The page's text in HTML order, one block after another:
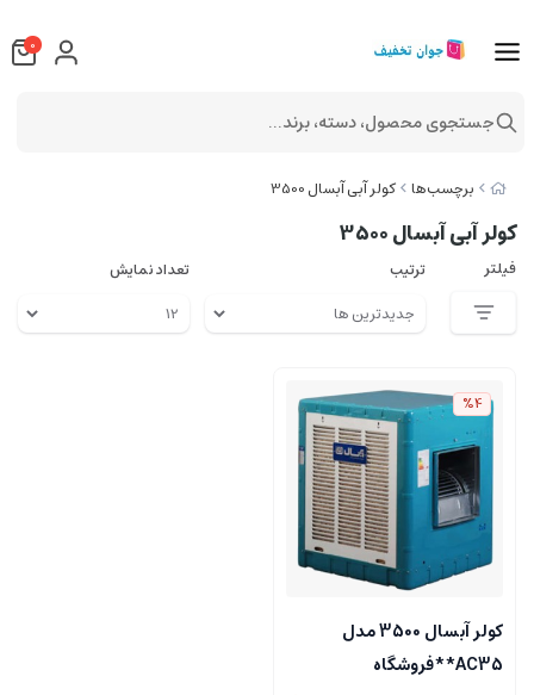
برچسب‌ها کولر آبی آبسال 3500
کولر آبی آبسال 3500
فیلتر ترتیب تعداد نمایش
%4
کولر آبسال 3500 مدل
AC35**فروشگاه
0
جستجوی محصول، دسته، برند...